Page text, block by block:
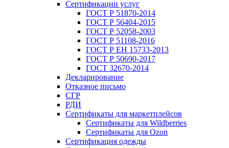
Сертификации услуг
ГОСТ Р 51870-2014
ГОСТ Р 56404-2015
ГОСТ Р 52058-2003
ГОСТ Р 51108-2016
ГОСТ Р ЕН 15733-2013
ГОСТ Р 50690-2017
ГОСТ 32670-2014
Декларирование
Отказное письмо
СГР
РДИ
Сертификаты для маркетплейсов
Сертификаты для Wildberries
Сертификаты для Ozon
Сертификация одежды